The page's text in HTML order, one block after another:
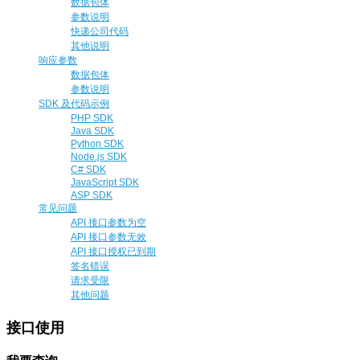
数据包体
参数说明
快递公司代码
其他说明
响应参数
数据包体
参数说明
SDK 及代码示例
PHP SDK
Java SDK
Python SDK
Node.js SDK
C# SDK
JavaScript SDK
ASP SDK
常见问题
API 接口参数为空
API 接口参数无效
API 接口授权已到期
签名错误
请求受限
其他问题
接口使用